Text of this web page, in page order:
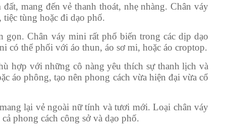
mang đến vẻ thanh thoát, nhẹ nhàng. Chân váy
tùng hoặc đi dạo phố.
Chân váy mini rất phổ biến trong các dịp dạo
có thể phối với áo thun, áo sơ mi, hoặc áo croptop.
hợp với những cô nàng yêu thích sự thanh lịch và
áo phông, tạo nên phong cách vừa hiện đại vừa cổ
lại vẻ ngoài nữ tính và tươi mới. Loại chân váy
phong cách công sở và dạo phố.